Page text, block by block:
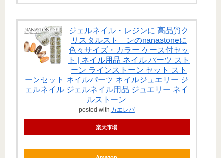
ジェルネイル・レジンに 高品質ク
リスタルストーンのnanastoneに
色々サイズ・カラー ケース付セッ
ト | ネイル用品 ネイル パーツ スト
ーン ラインストーン セット スト
ーンセット ネイルパーツ ネイルジュエリー ジ
ェルネイル ジェルネイル用品 ジュエリー ネイ
ルストーン
posted with カエレバ
楽天市場